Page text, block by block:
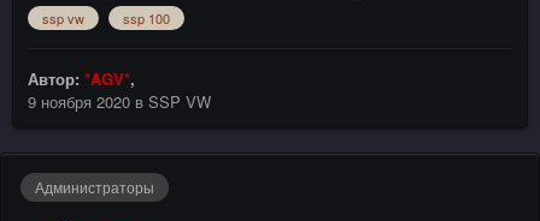
ssp vw ssp 100
Автор: *AGV*,
9 ноября 2020 в SSP VW
Администраторы